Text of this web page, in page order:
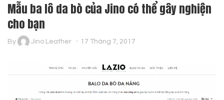
Mẫu ba lô da bò của Jino có thể gây nghiện
cho bạn
By Jino Leather 17 Tháng 7, 2017